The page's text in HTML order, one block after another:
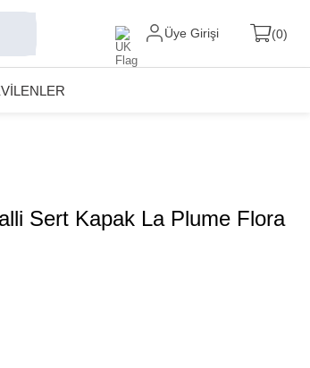
Üye Girişi 0
Sert Kapak La Plume Flora